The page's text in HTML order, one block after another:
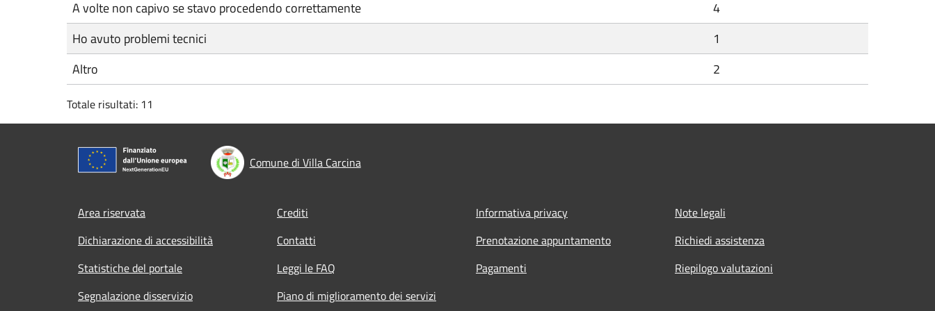
A volte non capivo se stavo procedendo correttamente
4
Ho avuto problemi tecnici
1
Altro
2
Totale risultati: 11
Comune di Villa Carcina
Footer menu
Area riservata Crediti Informativa privacy
Note legali
Dichiarazione di accessibilità
Contatti Prenotazione appuntamento
Richiedi assistenza
Statistiche del portale
Leggi le FAQ Pagamenti
Riepilogo valutazioni
Segnalazione disservizio
Piano di miglioramento dei servizi